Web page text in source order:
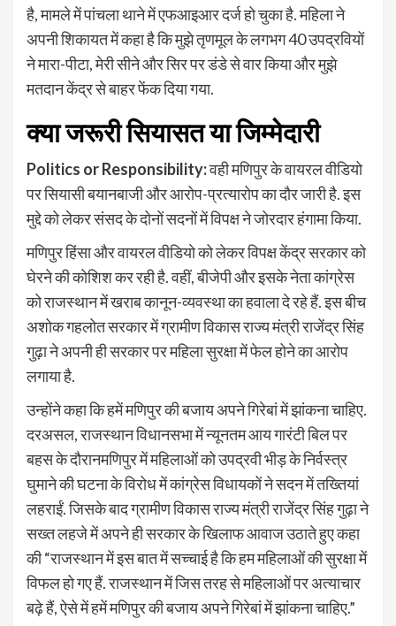
है, मामले में पांचला थाने में एफआइआर दर्ज हो चुका है. महिला ने
अपनी शिकायत में कहा है कि मुझे तृणमूल के लगभग 40 उपद्रवियों
ने मारा-पीटा, मेरी सीने और सिर पर डंडे से वार किया और मुझे
मतदान केंद्र से बाहर फेंक दिया गया.
क्या जरूरी सियासत या जिम्मेदारी
Politics or Responsibility:वही मणिपुर के वायरल वीडियो
पर सियासी बयानबाजी और आरोप-प्रत्यारोप का दौर जारी है. इस
मुद्दे को लेकर संसद के दोनों सदनों में विपक्ष ने जोरदार हंगामा किया.
मणिपुर हिंसा और वायरल वीडियो को लेकर विपक्ष केंद्र सरकार को
घेरने की कोशिश कर रही है. वहीं, बीजेपी और इसके नेता कांग्रेस
को राजस्थान में खराब कानून-व्यवस्था का हवाला दे रहे हैं. इस बीच
अशोक गहलोत सरकार में ग्रामीण विकास राज्य मंत्री राजेंद्र सिंह
गुढ़ा ने अपनी ही सरकार पर महिला सुरक्षा में फेल होने का आरोप
लगाया है.
उन्होंने कहा कि हमें मणिपुर की बजाय अपने गिरेबां में झांकना चाहिए.
दरअसल, राजस्थान विधानसभा में न्यूनतम आय गारंटी बिल पर
बहस के दौरानमणिपुर में महिलाओं को उपद्रवी भीड़ के निर्वस्त्र
घुमाने की घटना के विरोध में कांग्रेस विधायकों ने सदन में तख्तियां
लहराईं. जिसके बाद ग्रामीण विकास राज्य मंत्री राजेंद्र सिंह गुढ़ा ने
सख्त लहजे में अपने ही सरकार के खिलाफ आवाज उठाते हुए कहा
की “राजस्थान में इस बात में सच्चाई है कि हम महिलाओं की सुरक्षा में
विफल हो गए हैं. राजस्थान में जिस तरह से महिलाओं पर अत्याचार
बढ़े हैं, ऐसे में हमें मणिपुर की बजाय अपने गिरेबां में झांकना चाहिए.”